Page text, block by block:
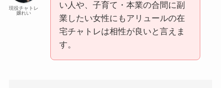
現役チャトレ
嬢れい
い人や、子育て・本業の合間に副
業したい女性にもアリュールの在
宅チャトレは相性が良いと言えま
す。